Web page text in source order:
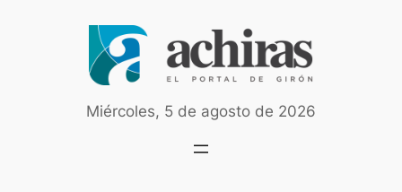
Miércoles, 5 de agosto de 2026